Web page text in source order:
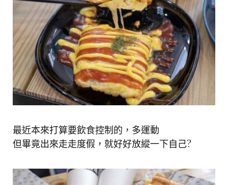
最近本來打算要飲食控制的，多運動
但畢竟出來走走度假，就好好放縱一下自己?